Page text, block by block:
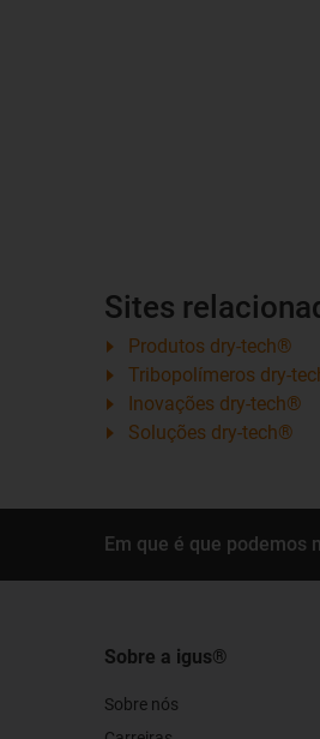
Sites
Produtos dry-tech®
Tribopolímeros dry-
Inovações dry-tech®
Soluções dry-tech®
Em que é que podemos
Sobre a igus®
Sobre nós